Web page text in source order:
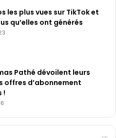
les plus vues sur TikTok et
qu’elles ont générés
Pathé dévoilent leurs
offres d’abonnement
!